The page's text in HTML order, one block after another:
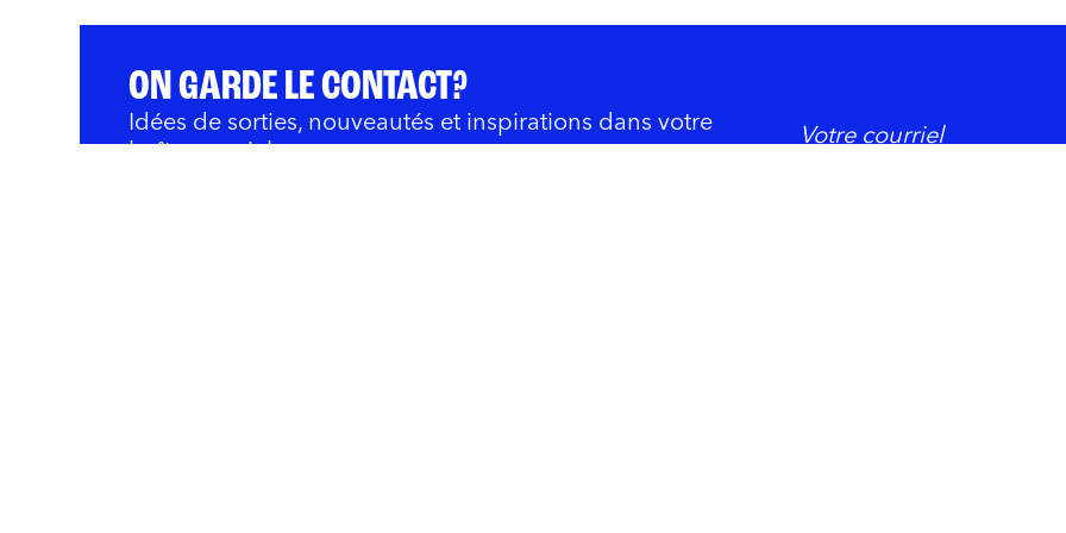
ON GARDE LE CONTACT?
Idées de sorties, nouveautés et inspirations dans votre
boîte courriel.